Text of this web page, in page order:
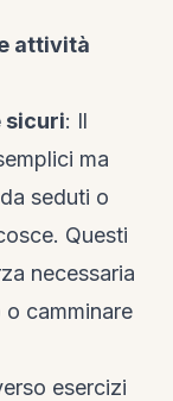
attività
sicuri: Il
ma
seduti o
Questi
necessaria
camminare
esercizi